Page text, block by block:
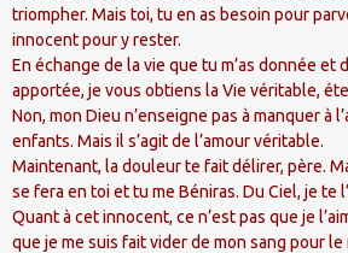
triompher. Mais toi, tu en as besoin pour
innocent pour y rester.
En échange de la vie que tu m’as donnée et
apportée, je vous obtiens la Vie véritable,
Non, mon Dieu n’enseigne pas à manquer à
enfants. Mais il s’agit de l’amour véritable.
Maintenant, la douleur te fait délirer, père.
se fera en toi et tu me Béniras. Du Ciel, je te
Quant à cet innocent, ce n’est pas que je
que je me suis fait vider de mon sang pour le